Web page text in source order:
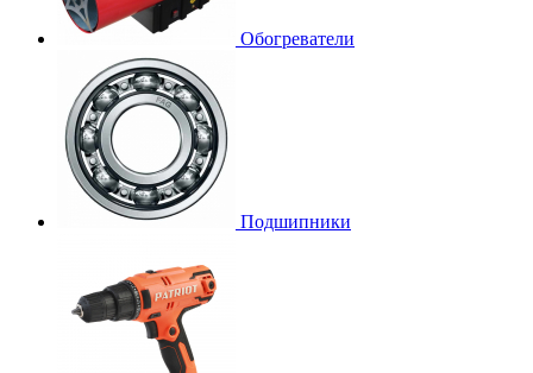
Обогреватели
Подшипники